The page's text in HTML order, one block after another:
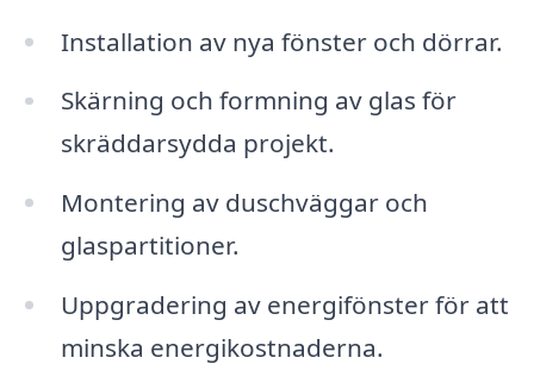
Installation av nya fönster och dörrar.
Skärning och formning av glas för
skräddarsydda projekt.
Montering av duschväggar och
glaspartitioner.
Uppgradering av energifönster för att
minska energikostnaderna.